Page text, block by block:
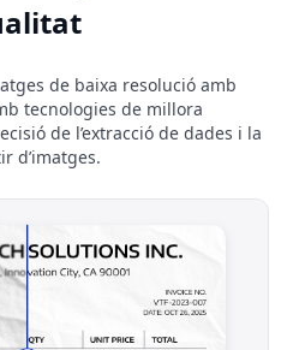
de baixa resolució amb
tecnologies de millora
de l’extracció de dades i la
d’imatges.